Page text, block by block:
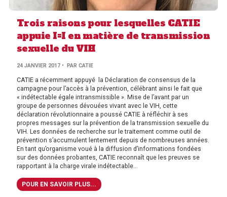
Trois raisons pour lesquelles CATIE
appuie I=I en matière de transmission
sexuelle du VIH
24 JANVIER 2017 PAR
• PAR CATIE
CATIE a récemment appuyé la Déclaration de consensus de la
campagne pour l’accès à la prévention, célébrant ainsi le fait que
« indétectable égale intransmissible ». Mise de l’avant par un
groupe de personnes dévouées vivant avec le VIH, cette
déclaration révolutionnaire a poussé CATIE à réfléchir à ses
propres messages sur la prévention de la transmission sexuelle du
VIH. Les données de recherche sur le traitement comme outil de
prévention s’accumulent lentement depuis de nombreuses années.
En tant qu’organisme voué à la diffusion d’informations fondées
sur des données probantes, CATIE reconnaît que les preuves se
rapportant à la charge virale indétectable...
POUR EN SAVOIR PLUS...